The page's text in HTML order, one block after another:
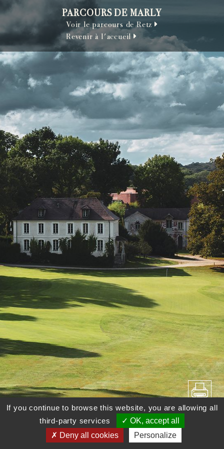
PARCOURS DE MARLY
Voir le parcours de Retz
Revenir à l'accueil
If you continue to browse this website, you are allowing all
third-party services
OK, accept all
Deny all cookies
Personalize